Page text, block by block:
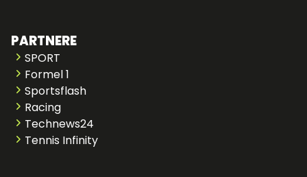
PARTNERE
SPORT
Formel 1
Sportsflash
Racing
Technews24
Tennis Infinity